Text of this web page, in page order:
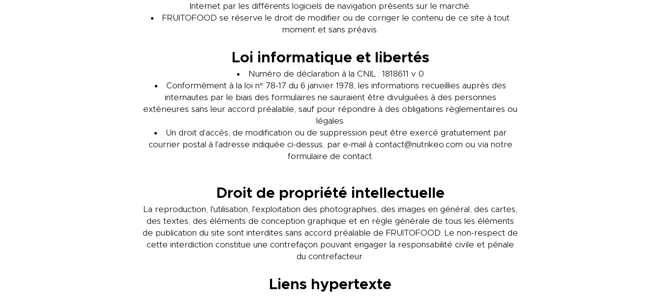
Internet par les différents logiciels de navigation présents sur le marché.
FRUITOFOOD se réserve le droit de modifier ou de corriger le contenu de ce site à tout
moment et sans préavis.
Loi informatique et libertés
Numéro de déclaration à la CNIL : 1818611 v 0
Conformément à la loi n° 78-17 du 6 janvier 1978, les informations recueillies auprès des
internautes par le biais des formulaires ne sauraient être divulguées à des personnes
extérieures sans leur accord préalable, sauf pour répondre à des obligations règlementaires ou
légales.
Un droit d'accès, de modification ou de suppression peut être exercé gratuitement par
courrier postal à l'adresse indiquée ci-dessus, par e-mail à contact@nutrikeo.com ou via notre
formulaire de contact.
Droit de propriété intellectuelle
La reproduction, l'utilisation, l'exploitation des photographies, des images en général, des cartes,
des textes, des éléments de conception graphique et en règle générale de tous les éléments
de publication du site sont interdites sans accord préalable de FRUITOFOOD. Le non-respect de
cette interdiction constitue une contrefaçon pouvant engager la responsabilité civile et pénale
du contrefacteur.
Liens hypertexte